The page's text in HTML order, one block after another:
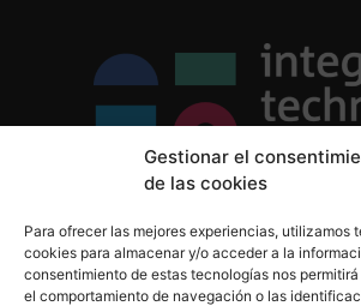
Gestionar el
de las cookies
Para ofrecer las mejores experiencias, utilizamos
cookies para almacenar y/o acceder a la
consentimiento de estas tecnologías nos
el comportamiento de navegación o las
Política de Cookies
Aviso Legal